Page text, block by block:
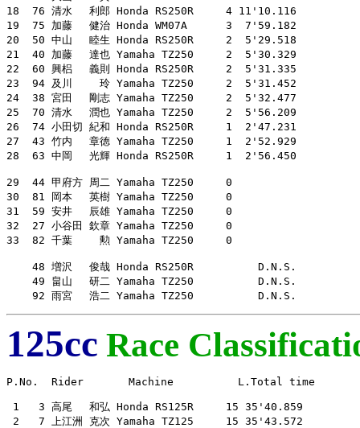
18  76 清水　 利郎 Honda RS250R     4 11'10.116
19  75 加藤　 健治 Honda WM07A      3  7'59.182
20  50 中山　 睦生 Honda RS250R     2  5'29.518
21  40 加藤　 達也 Yamaha TZ250     2  5'30.329
22  60 興梠　 義則 Honda RS250R     2  5'31.335
23  94 及川　　 玲 Yamaha TZ250     2  5'31.452
24  38 宮田　 剛志 Yamaha TZ250     2  5'32.477
25  70 清水　 潤也 Yamaha TZ250     2  5'56.209
26  74 小田切 紀和 Honda RS250R     1  2'47.231
27  43 竹内　 章徳 Yamaha TZ250     1  2'52.929
28  63 中岡　 光輝 Honda RS250R     1  2'56.450
29  44 甲府方 周二 Yamaha TZ250     0
30  81 岡本　 英樹 Yamaha TZ250     0
31  59 安井　 辰雄 Yamaha TZ250     0
32  27 小谷田 欽章 Yamaha TZ250     0
33  82 千葉　　 勲 Yamaha TZ250     0
    48 増沢　 俊哉 Honda RS250R          D.N.S.
    49 畠山　 研二 Yamaha TZ250          D.N.S.
    92 雨宮　 浩二 Yamaha TZ250          D.N.S.
125cc Race
P.No.  Rider       Machine          L.Total time
1   3 高尾　 和弘 Honda RS125R     15 35'40.859
2   7 上江洲 克次 Yamaha TZ125     15 35'43.572